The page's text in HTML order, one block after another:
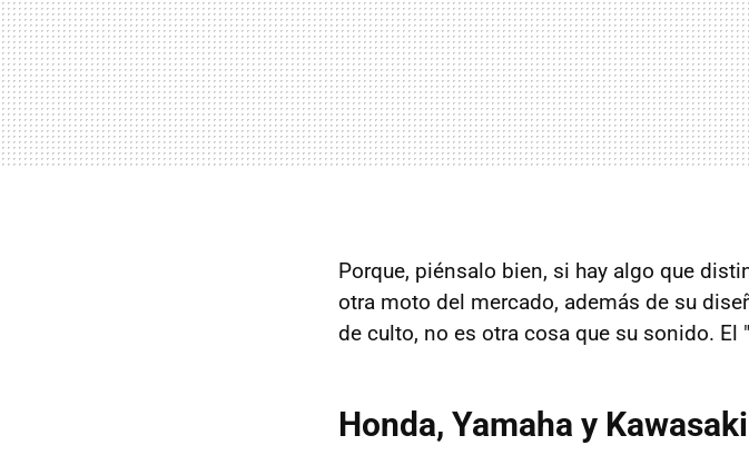
Porque, piénsalo bien, si hay algo que
otra moto del mercado, además de su
de culto, no es otra cosa que su sonido. El "
Honda, Yamaha y